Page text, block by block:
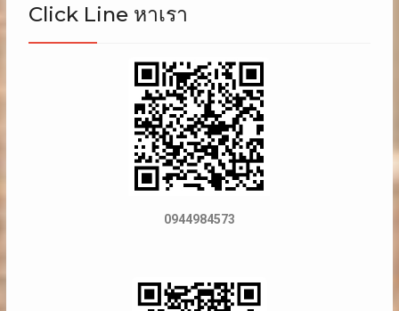
Click Line หาเรา
0944984573